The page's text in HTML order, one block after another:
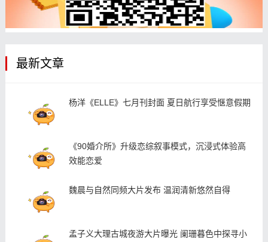
最新文章
杨洋《ELLE》七月刊封面 夏日航行享受惬意假期
《90婚介所》升级恋综叙事模式，沉浸式体验高
效能恋爱
魏晨与自然同频大片发布 温润清新悠然自得
孟子义大理古城夜游大片曝光 阑珊暮色中探寻小